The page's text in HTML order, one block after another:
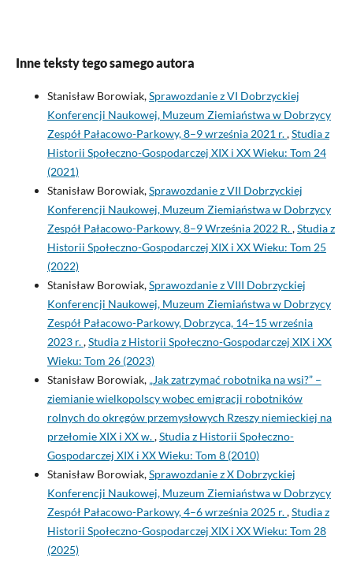
Inne teksty tego samego autora
Stanisław Borowiak,Sprawozdanie z VI Dobrzyckiej
Konferencji Naukowej, Muzeum Ziemiaństwa w Dobrzycy
Zespół Pałacowo-Parkowy, 8–9 września 2021 r.,Studia z
Historii Społeczno-Gospodarczej XIX i XX Wieku: Tom 24
(2021)
Stanisław Borowiak,Sprawozdanie z VII Dobrzyckiej
Konferencji Naukowej, Muzeum Ziemiaństwa w Dobrzycy
Zespół Pałacowo-Parkowy, 8–9 Września 2022 R.,Studia z
Historii Społeczno-Gospodarczej XIX i XX Wieku: Tom 25
(2022)
Stanisław Borowiak,Sprawozdanie z VIII Dobrzyckiej
Konferencji Naukowej, Muzeum Ziemiaństwa w Dobrzycy
Zespół Pałacowo-Parkowy, Dobrzyca, 14–15 września
2023 r.,Studia z Historii Społeczno-Gospodarczej XIX i XX
Wieku: Tom 26 (2023)
Stanisław Borowiak, „Jak zatrzymać robotnika na wsi?” –
ziemianie wielkopolscy wobec emigracji robotników
rolnych do okręgów przemysłowych Rzeszy niemieckiej na
przełomie XIX i XX w.,Studia z Historii Społeczno-
Gospodarczej XIX i XX Wieku: Tom 8 (2010)
Stanisław Borowiak,Sprawozdanie z X Dobrzyckiej
Konferencji Naukowej, Muzeum Ziemiaństwa w Dobrzycy
Zespół Pałacowo-Parkowy, 4–6 września 2025 r.,Studia z
Historii Społeczno-Gospodarczej XIX i XX Wieku: Tom 28
(2025)